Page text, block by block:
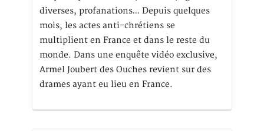
diverses, profanations… Depuis quelques
mois, les actes anti-chrétiens se
multiplient en France et dans le reste du
monde. Dans une enquête vidéo exclusive,
Armel Joubert des Ouches revient sur des
drames ayant eu lieu en France.